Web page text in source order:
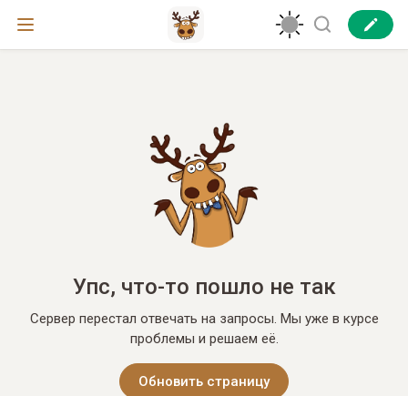
Упс, что-то пошло не так
Сервер перестал отвечать на запросы. Мы уже в курсе
проблемы и решаем её.
Обновить страницу